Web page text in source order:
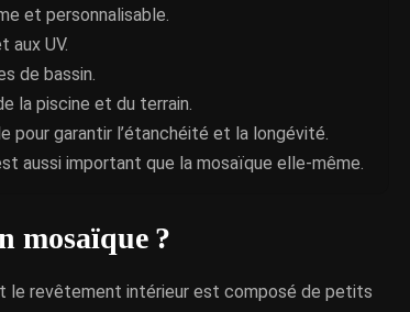
et personnalisable.
aux UV.
de bassin.
la piscine et du terrain.
pour garantir l’étanchéité et la longévité.
aussi important que la mosaïque elle-même.
mosaïque ?
le revêtement intérieur est composé de petits